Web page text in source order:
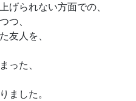
げられない方面での、
つ、
友人を、
った、
ました。